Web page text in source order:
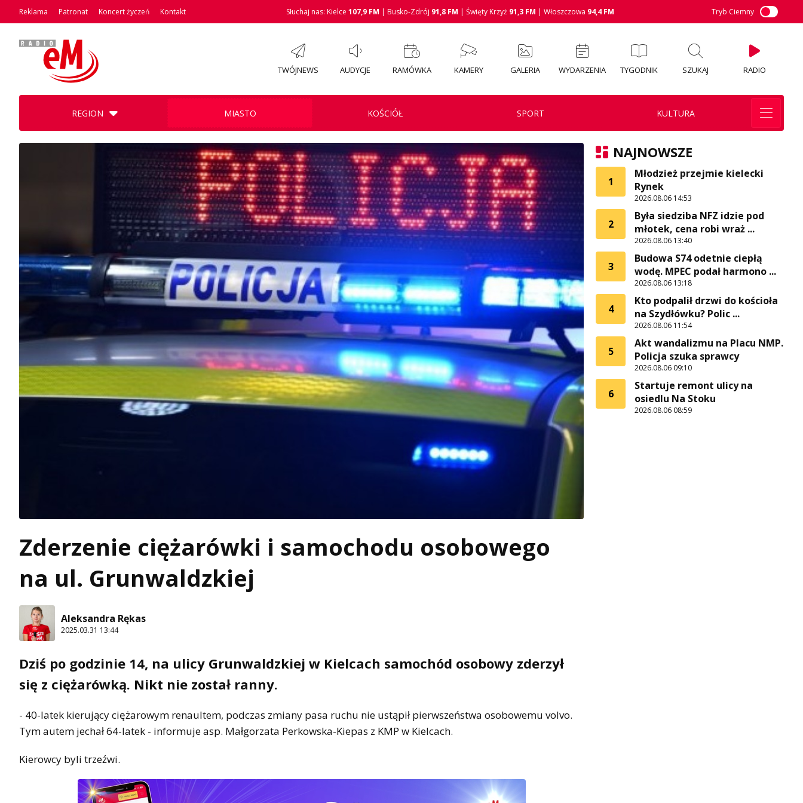
Reklama Patronat Koncert życzeń Kontakt Słuchaj nas: Kielce 107,9 FM | Busko-Zdrój 91,8 FM | Święty Krzyż 91,3 FM | Włoszczowa 94,4 FM Tryb Ciemny
TWÓJNEWS AUDYCJE RAMÓWKA KAMERY GALERIA WYDARZENIA TYGODNIK SZUKAJ RADIO
REGION MIASTO KOŚCIÓŁ SPORT KULTURA
Zderzenie ciężarówki i samochodu osobowego
na ul. Grunwaldzkiej
Aleksandra Rękas
2025.03.31 13:44
Dziś po godzinie 14, na ulicy Grunwaldzkiej w Kielcach samochód osobowy zderzył
się z ciężarówką. Nikt nie został ranny.
- 40-latek kierujący ciężarowym renaultem, podczas zmiany pasa ruchu nie ustąpił pierwszeństwa osobowemu volvo.
Tym autem jechał 64-latek - informuje asp. Małgorzata Perkowska-Kiepas z KMP w Kielcach.
Kierowcy byli trzeźwi.
NAJNOWSZE
1
Młodzież przejmie kielecki
Rynek
2026.08.06 14:53
2
Była siedziba NFZ idzie pod
młotek, cena robi wraż ...
2026.08.06 13:40
3
Budowa S74 odetnie ciepłą
wodę. MPEC podał harmono ...
2026.08.06 13:18
4
Kto podpalił drzwi do kościoła
na Szydłówku? Polic ...
2026.08.06 11:54
5
Akt wandalizmu na Placu NMP.
Policja szuka sprawcy
2026.08.06 09:10
6
Startuje remont ulicy na
osiedlu Na Stoku
2026.08.06 08:59